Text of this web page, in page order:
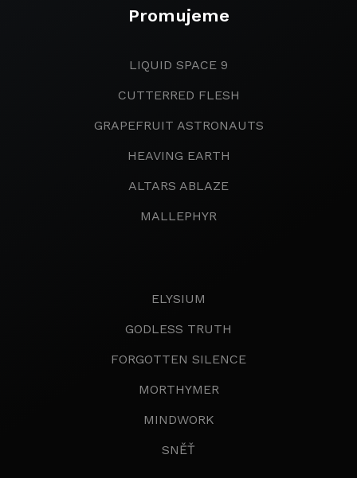
Promujeme
LIQUID SPACE 9
CUTTERRED FLESH
GRAPEFRUIT ASTRONAUTS
HEAVING EARTH
ALTARS ABLAZE
MALLEPHYR
ELYSIUM
GODLESS TRUTH
FORGOTTEN SILENCE
MORTHYMER
MINDWORK
SNĚŤ